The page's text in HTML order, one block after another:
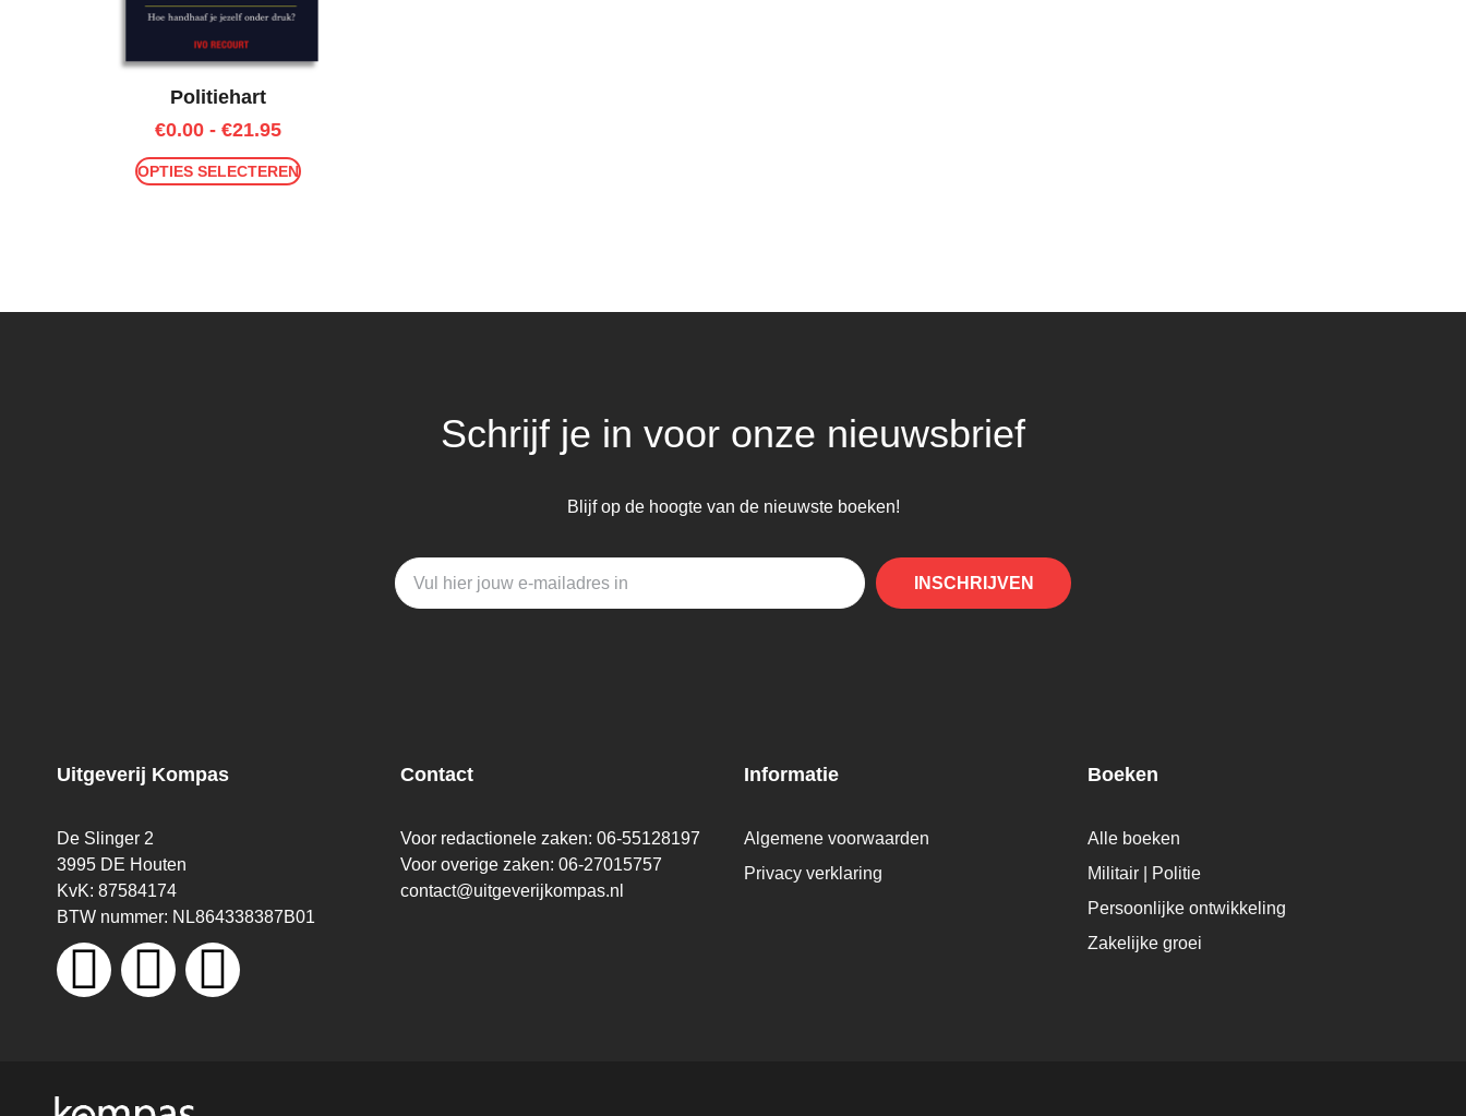
Politiehart
€0.00 - €21.95
OPTIES SELECTEREN
Schrijf je in voor onze nieuwsbrief
Blijf op de hoogte van de nieuwste boeken!
INSCHRIJVEN
Uitgeverij Kompas
De Slinger 2
3995 DE Houten
KvK: 87584174
BTW nummer: NL864338387B01
Contact
Voor redactionele zaken: 06-55128197
Voor overige zaken: 06-27015757
contact@uitgeverijkompas.nl
Informatie
Algemene voorwaarden
Privacy verklaring
Boeken
Alle boeken
Militair | Politie
Persoonlijke ontwikkeling
Zakelijke groei